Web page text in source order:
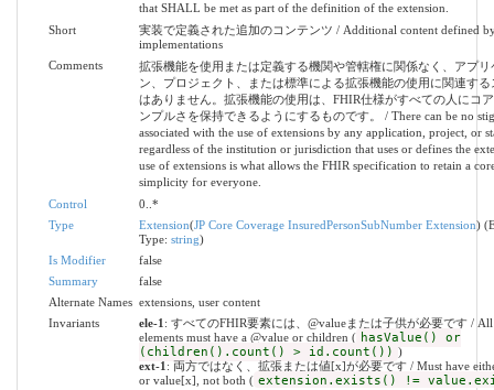
that SHALL be met as part of the definition of the extension.
Short
実装で定義された追加のコンテンツ / Additional content defined
implementations
Comments
拡張機能を使用または定義する機関や管轄権に関係なく、アプリ
ン、プロジェクト、または標準による拡張機能の使用に関連する
はありません。拡張機能の使用は、FHIR仕様がすべての人にコ
ンプルさを保持できるようにするものです。 / There can be no
associated with the use of extensions by any application, project, or
regardless of the institution or jurisdiction that uses or defines the
use of extensions is what allows the FHIR specification to retain a
simplicity for everyone.
Control
0..*
Type
Extension(JP Core Coverage InsuredPersonSubNumber Extension)
Type: string)
Is Modifier
false
Summary
false
Alternate Names extensions, user content
Invariants
ele-1 : すべてのFHIR要素には、@valueまたは子供が必要です /
elements must have a @value or children ( hasValue() or
(children().count() > id.count()) )
ext-1 : 両方ではなく、拡張または値[x]が必要です / Must have
or value[x], not both ( extension.exists() !=